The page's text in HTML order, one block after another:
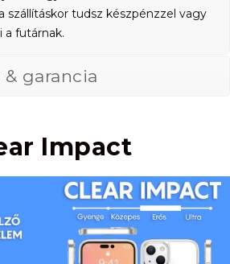
szállításkor tudsz készpénzzel vagy
a futárnak.
garancia
Impact